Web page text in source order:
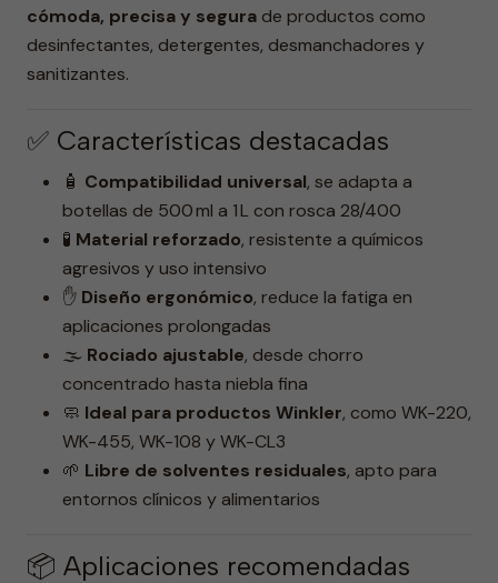
cómoda, precisa y segura de productos como
desinfectantes, detergentes, desmanchadores y
sanitizantes.
✅ Características destacadas
🧴 Compatibilidad universal, se adapta a
botellas de 500 ml a 1 L con rosca 28/400
🧪 Material reforzado, resistente a químicos
agresivos y uso intensivo
✋ Diseño ergonómico, reduce la fatiga en
aplicaciones prolongadas
🌫️ Rociado ajustable, desde chorro
concentrado hasta niebla fina
🧼 Ideal para productos Winkler, como WK-220,
WK-455, WK-108 y WK-CL3
🌱 Libre de solventes residuales, apto para
entornos clínicos y alimentarios
📦 Aplicaciones recomendadas